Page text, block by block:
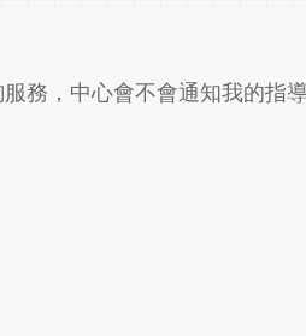
務，中心會不會通知我的指